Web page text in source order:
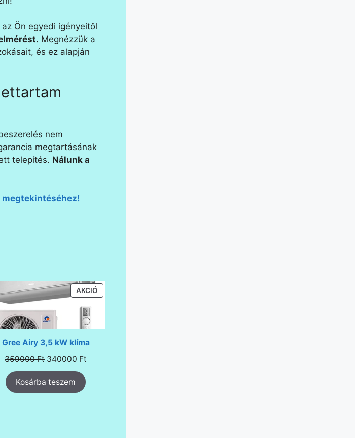
Ön egyedi igényeitől
Megnézzük a
és ez alapján
nem
megtartásának
telepítés. Nálunk a
AKCIÓAKCIÓS
TERMÉK
Gree Airy 3,5 kW klíma
359000Ft Original
price
was:
359000 Ft.
340000 Ft
Kosárba teszem